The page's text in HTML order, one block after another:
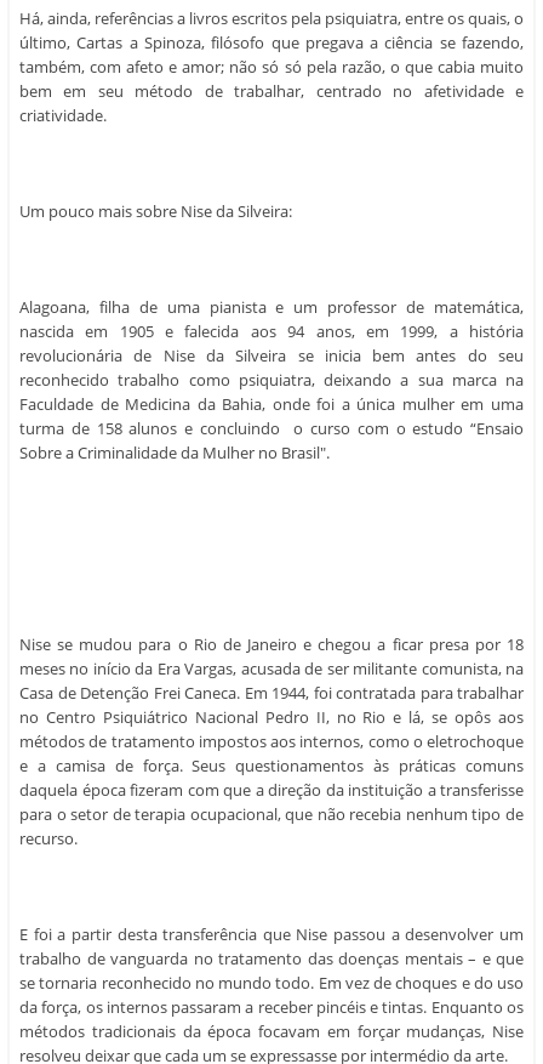
Há, ainda, referências a livros escritos pela psiquiatra, entre os quais, o
último, Cartas a Spinoza, filósofo que pregava a ciência se fazendo,
também, com afeto e amor; não só só pela razão, o que cabia muito
bem em seu método de trabalhar, centrado no afetividade e
criatividade.
Um pouco mais sobre Nise da Silveira:
Alagoana, filha de uma pianista e um professor de matemática,
nascida em 1905 e falecida aos 94 anos, em 1999, a história
revolucionária de Nise da Silveira se inicia bem antes do seu
reconhecido trabalho como psiquiatra, deixando a sua marca na
Faculdade de Medicina da Bahia, onde foi a única mulher em uma
turma de 158 alunos e concluindo o curso com o estudo “Ensaio
Sobre a Criminalidade da Mulher no Brasil".
Nise se mudou para o Rio de Janeiro e chegou a ficar presa por 18
meses no início da Era Vargas, acusada de ser militante comunista, na
Casa de Detenção Frei Caneca. Em 1944, foi contratada para trabalhar
no Centro Psiquiátrico Nacional Pedro II, no Rio e lá, se opôs aos
métodos de tratamento impostos aos internos, como o eletrochoque
e a camisa de força. Seus questionamentos às práticas comuns
daquela época fizeram com que a direção da instituição a transferisse
para o setor de terapia ocupacional, que não recebia nenhum tipo de
recurso.
E foi a partir desta transferência que Nise passou a desenvolver um
trabalho de vanguarda no tratamento das doenças mentais – e que
se tornaria reconhecido no mundo todo. Em vez de choques e do uso
da força, os internos passaram a receber pincéis e tintas. Enquanto os
métodos tradicionais da época focavam em forçar mudanças, Nise
resolveu deixar que cada um se expressasse por intermédio da arte.